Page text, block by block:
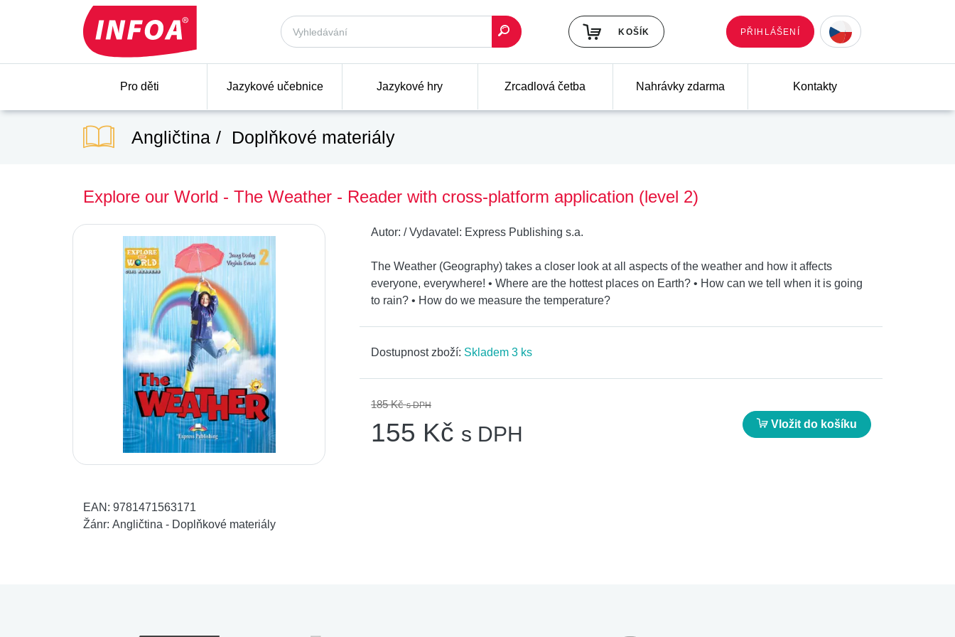
KOŠÍK PŘIHLÁŠENÍ
Pro děti Jazykové učebnice Jazykové hry Zrcadlová četba Nahrávky zdarma Kontakty
Angličtina Doplňkové materiály
Explore our World - The Weather - Reader with cross-platform application (level 2)
Autor: /Vydavatel: Express Publishing s.a.
The Weather (Geography) takes a closer look at all aspects of the weather and how it affects
everyone, everywhere! • Where are the hottest places on Earth? • How can we tell when it is going
to rain? • How do we measure the temperature?
Dostupnost zboží: Skladem 3 ks
185 Kčs DPH
155 Kč s DPH Vložit do košíku
EAN: 9781471563171
Žánr: Angličtina - Doplňkové materiály